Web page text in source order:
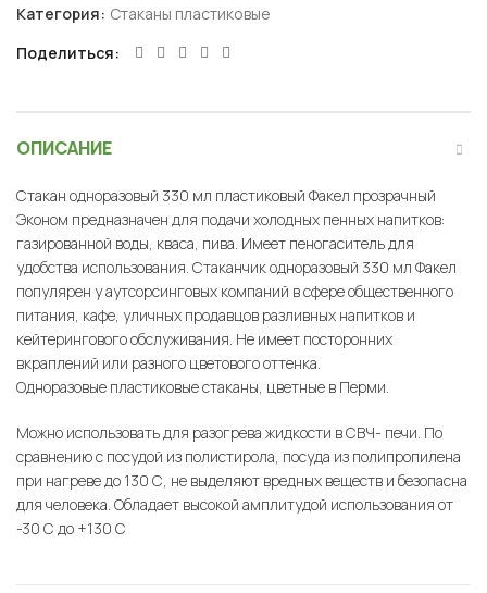
Категория: Стаканы пластиковые
Поделиться
ОПИСАНИЕ
Стакан одноразовый 330 мл пластиковый Факел прозрачный
Эконом предназначен для подачи холодных пенных напитков:
газированной воды, кваса, пива. Имеет пеногаситель для
удобства использования. Стаканчик одноразовый 330 мл Факел
популярен у аутсорсинговых компаний в сфере общественного
питания, кафе, уличных продавцов разливных напитков и
кейтерингового обслуживания. Не имеет посторонних
вкраплений или разного цветового оттенка.
Одноразовые пластиковые стаканы, цветные в Перми.
Можно использовать для разогрева жидкости в СВЧ- печи. По
сравнению с посудой из полистирола, посуда из полипропилена
при нагреве до 130 С, не выделяют вредных веществ и безопасна
для человека. Обладает высокой амплитудой использования от
-30 С до +130 С